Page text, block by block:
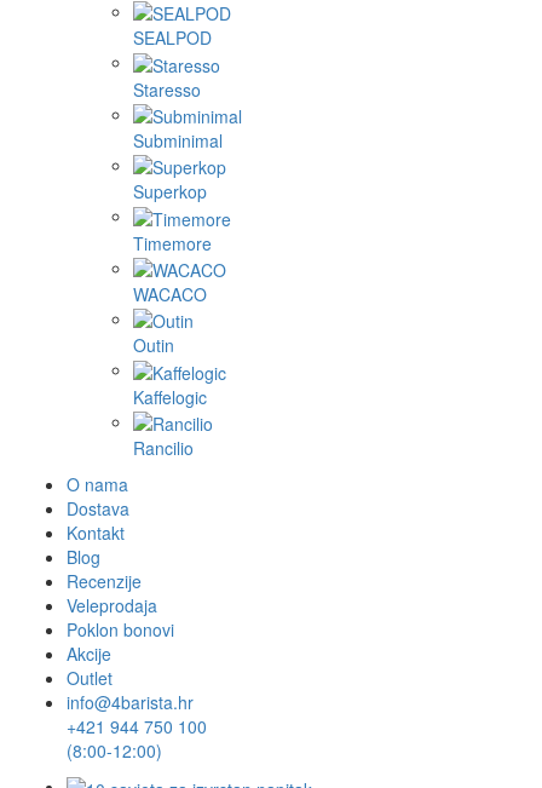
SEALPOD
Staresso
Subminimal
Superkop
Timemore
WACACO
Outin
Kaffelogic
Rancilio
O nama
Dostava
Kontakt
Blog
Recenzije
Veleprodaja
Poklon bonovi
Akcije
Outlet
info@4barista.hr
+421 944 750 100
(8:00-12:00)